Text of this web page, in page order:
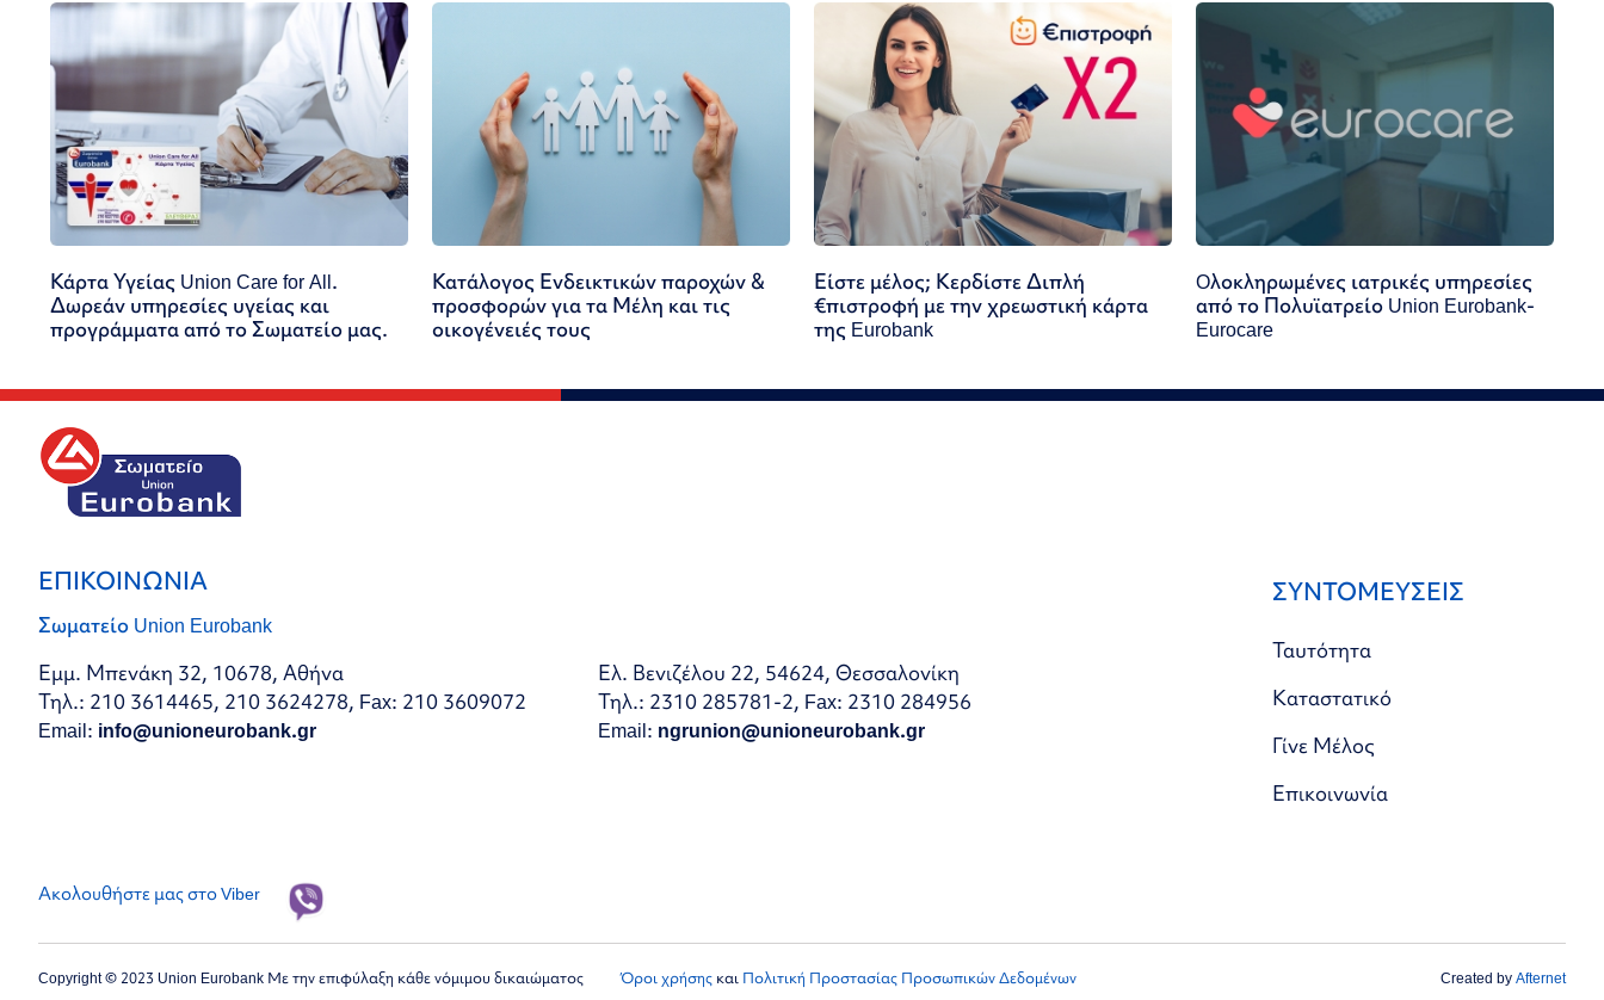
Κάρτα Υγείας Union Care for All.
Δωρεάν υπηρεσίες υγείας και
προγράμματα από το Σωματείο μας.
Κατάλογος Ενδεικτικών παροχών &
προσφορών για τα Μέλη και τις
οικογένειές τους
Είστε μέλος; Κερδίστε Διπλή
€πιστροφή με την χρεωστική κάρτα
της Eurobank
Oλοκληρωμένες ιατρικές υπηρεσίες
από το Πολυϊατρείο Union Eurobank-
Eurocare
ΕΠΙΚΟΙΝΩΝΙΑ
Σωματείο Union Eurobank
Εμμ. Μπενάκη 32, 10678, Αθήνα
Τηλ.: 210 3614465, 210 3624278, Fax: 210 3609072
Email: info@unioneurobank.gr
Ελ. Βενιζέλου 22, 54624, Θεσσαλονίκη
Τηλ.: 2310 285781-2, Fax: 2310 284956
Email: ngrunion@unioneurobank.gr
ΣΥΝΤΟΜΕΥΣΕΙΣ
Ταυτότητα
Καταστατικό
Γίνε Μέλος
Επικοινωνία
Ακολουθήστε μας στο Viber
Copyright © 2023 Union Eurobank Με την επιφύλαξη κάθε νόμιμου δικαιώματος Όροι χρήσης και Πολιτική Προστασίας Προσωπικών Δεδομένων Created byAfternet